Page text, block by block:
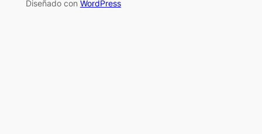
Diseñado con WordPress